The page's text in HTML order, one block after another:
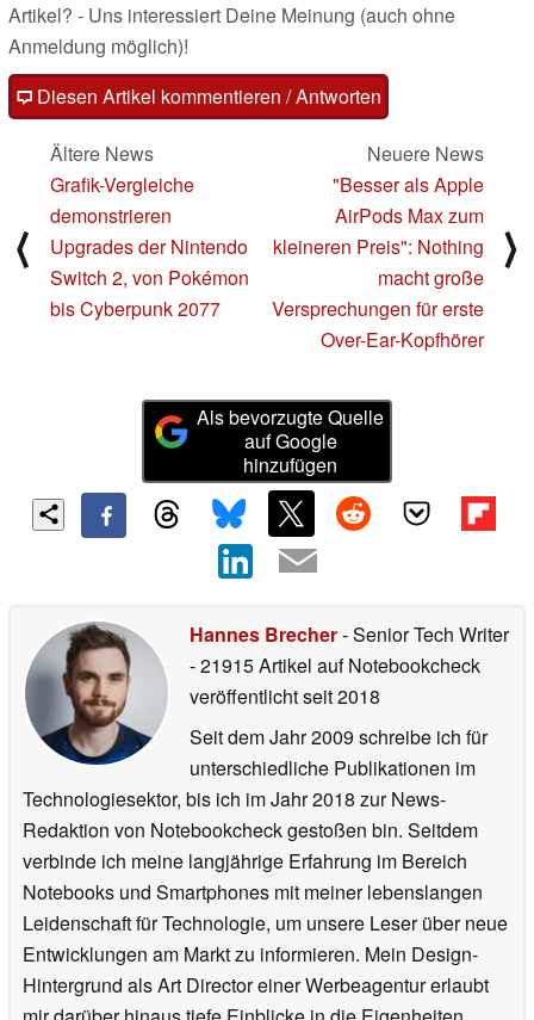
Artikel? - Uns interessiert Deine Meinung (auch ohne
Anmeldung möglich)!
Diesen Artikel kommentieren / Antworten
⟨
Ältere News
Grafik-Vergleiche
demonstrieren
Upgrades der Nintendo
Switch 2, von Pokémon
bis Cyberpunk 2077
Neuere News
"Besser als Apple
AirPods Max zum
kleineren Preis": Nothing
macht große
Versprechungen für erste
Over-Ear-Kopfhörer
⟩
Als bevorzugte Quelle
auf Google
hinzufügen
Hannes Brecher- Senior Tech Writer
- 21915 Artikel auf Notebookcheck
veröffentlichtseit 2018
Seit dem Jahr 2009 schreibe ich für
unterschiedliche Publikationen im
Technologiesektor, bis ich im Jahr 2018 zur News-
Redaktion von Notebookcheck gestoßen bin. Seitdem
verbinde ich meine langjährige Erfahrung im Bereich
Notebooks und Smartphones mit meiner lebenslangen
Leidenschaft für Technologie, um unsere Leser über neue
Entwicklungen am Markt zu informieren. Mein Design-
Hintergrund als Art Director einer Werbeagentur erlaubt